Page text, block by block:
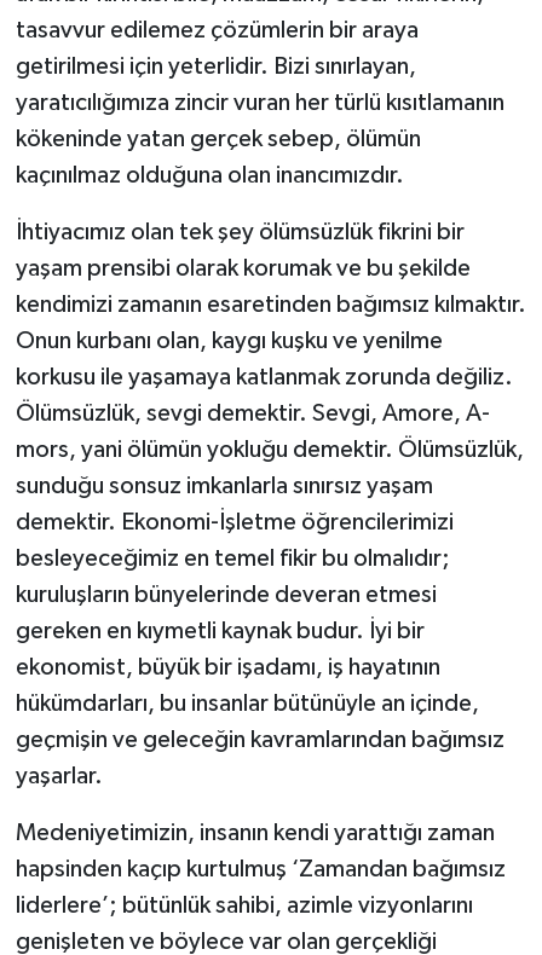
tasavvur edilemez çözümlerin bir araya
getirilmesi için yeterlidir. Bizi sınırlayan,
yaratıcılığımıza zincir vuran her türlü kısıtlamanın
kökeninde yatan gerçek sebep, ölümün
kaçınılmaz olduğuna olan inancımızdır.
İhtiyacımız olan tek şey ölümsüzlük fikrini bir
yaşam prensibi olarak korumak ve bu şekilde
kendimizi zamanın esaretinden bağımsız kılmaktır.
Onun kurbanı olan, kaygı kuşku ve yenilme
korkusu ile yaşamaya katlanmak zorunda değiliz.
Ölümsüzlük, sevgi demektir. Sevgi, Amore, A-
mors, yani ölümün yokluğu demektir. Ölümsüzlük,
sunduğu sonsuz imkanlarla sınırsız yaşam
demektir. Ekonomi-İşletme öğrencilerimizi
besleyeceğimiz en temel fikir bu olmalıdır;
kuruluşların bünyelerinde deveran etmesi
gereken en kıymetli kaynak budur. İyi bir
ekonomist, büyük bir işadamı, iş hayatının
hükümdarları, bu insanlar bütünüyle an içinde,
geçmişin ve geleceğin kavramlarından bağımsız
yaşarlar.
Medeniyetimizin, insanın kendi yarattığı zaman
hapsinden kaçıp kurtulmuş ‘Zamandan bağımsız
liderlere’; bütünlük sahibi, azimle vizyonlarını
genişleten ve böylece var olan gerçekliği